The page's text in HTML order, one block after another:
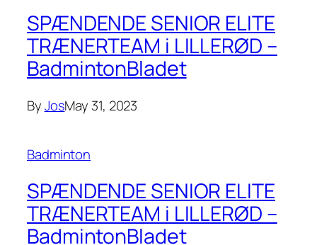
SPÆNDENDE SENIOR ELITE
TRÆNERTEAM i LILLERØD –
BadmintonBladet
ByJosMay 31, 2023
Badminton
SPÆNDENDE SENIOR ELITE
TRÆNERTEAM i LILLERØD –
BadmintonBladet